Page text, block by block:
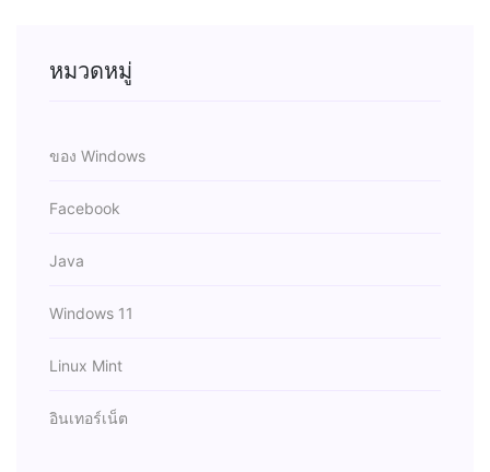
หมวดหมู่
ของ Windows
Facebook
Java
Windows 11
Linux Mint
อินเทอร์เน็ต